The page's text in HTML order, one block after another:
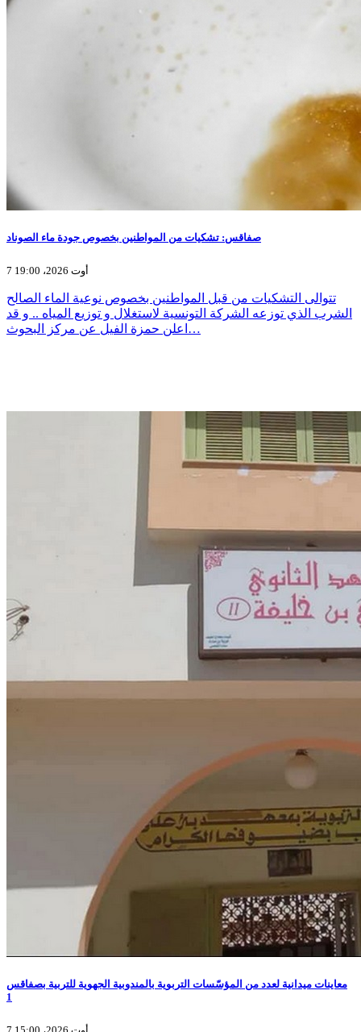
صفاقس: تشكيات من المواطنين بخصوص جودة ماء الصوناد
7 أوت 2026، 19:00
تتوالى التشكيات من قبل المواطنين بخصوص نوعية الماء الصالح
الشرب الذي توزعه الشركة التونسية لاستغلال و توزيع المياه .. و قد
اعلن حمزة الفيل عن مركز البحوث…
معاينات ميدانية لعدد من المؤسّسات التربوية بالمندوبية الجهوية للتربية بصفاقس
1